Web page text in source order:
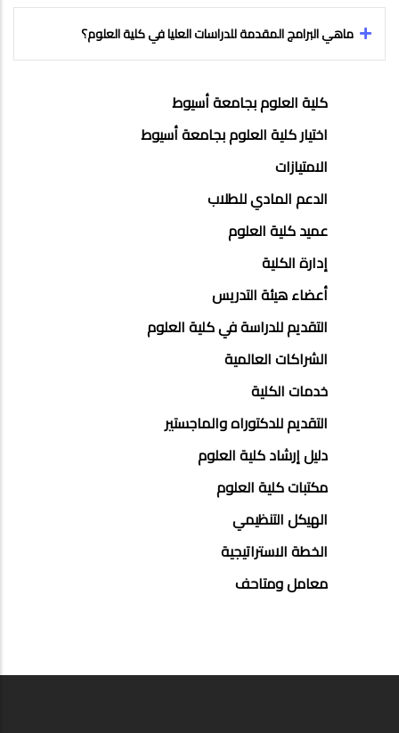
ماهي البرامج المقدمة للدراسات العليا في كلية العلوم؟
FACULTY
ENGINEERING
كلية العلوم بجامعة أسيوط
اختيار كلية العلوم بجامعة أسيوط
الامتيازات
الدعم المادي للطلاب
عميد كلية العلوم
إدارة الكلية
أعضاء هيئة التدريس
التقديم للدراسة في كلية العلوم
الشراكات العالمية
خدمات الكلية
التقديم للدكتوراه والماجستير
دليل إرشاد كلية العلوم
مكتبات كلية العلوم
الهيكل التنظيمي
الخطة الاستراتيجية
معامل ومتاحف